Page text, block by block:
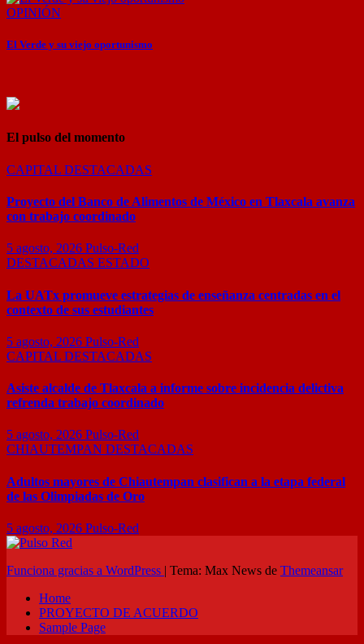
OPINIÓN
El Verde y su viejo oportunismo
El pulso del momento
CAPITAL DESTACADAS
Proyecto del Banco de Alimentos de México en Tlaxcala avanza
con trabajo coordinado
5 agosto, 2026 Pulso-Red
DESTACADAS ESTADO
La UATx promueve estrategias de enseñanza centradas en el
contexto de sus estudiantes
5 agosto, 2026 Pulso-Red
CAPITAL DESTACADAS
Asiste alcalde de Tlaxcala a informe sobre incidencia delictiva
refrenda trabajo coordinado
5 agosto, 2026 Pulso-Red
CHIAUTEMPAN DESTACADAS
Adultos mayores de Chiautempan clasifican a la etapa federal
de las Olimpiadas de Oro
5 agosto, 2026 Pulso-Red
Funciona gracias a WordPress | Tema: Max News de Themeansar
Home
PROYECTO DE ACUERDO
Sample Page